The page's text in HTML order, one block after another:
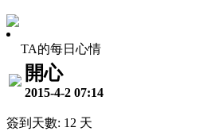
TA的每日心情
開心
2015-4-2 07:14
簽到天數: 12 天